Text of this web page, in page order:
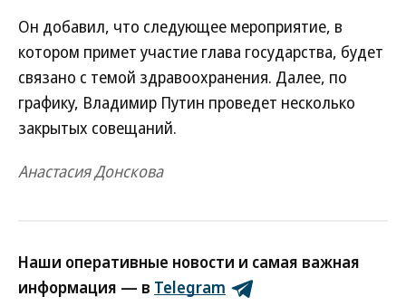
Он добавил, что следующее мероприятие, в
котором примет участие глава государства, будет
связано с темой здравоохранения. Далее, по
графику, Владимир Путин проведет несколько
закрытых совещаний.
Анастасия Донскова
Наши оперативные новости и самая важная
информация — в Telegram